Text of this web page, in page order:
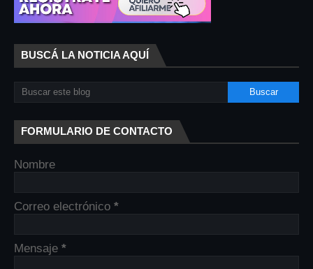
BUSCÁ LA NOTICIA AQUÍ
FORMULARIO DE CONTACTO
Nombre
Correo electrónico *
Mensaje *